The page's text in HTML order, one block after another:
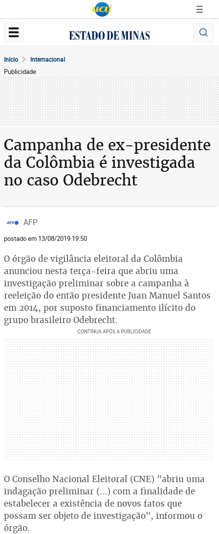
Início Internacional
Publicidade
Campanha de ex-presidente
da Colômbia é investigada
no caso Odebrecht
AFP
postado em 13/08/2019 19:50
O órgão de vigilância eleitoral da Colômbia
anunciou nesta terça-feira que abriu uma
investigação preliminar sobre a campanha à
reeleição do então presidente Juan Manuel Santos
em 2014, por suposto financiamento ilícito do
grupo brasileiro Odebrecht.
O Conselho Nacional Eleitoral (CNE) "abriu uma
indagação preliminar (...) com a finalidade de
estabelecer a existência de novos fatos que
possam ser objeto de investigação", informou o
órgão.